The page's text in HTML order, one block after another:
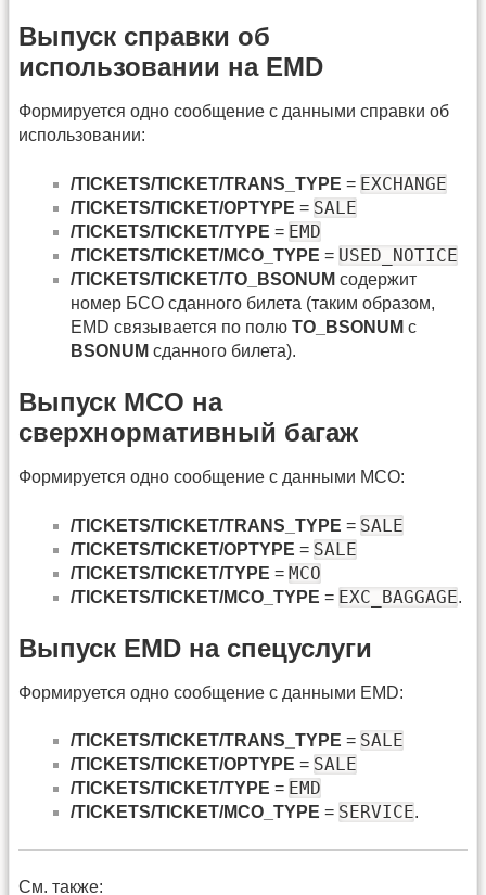
Выпуск справки об
использовании на EMD
Формируется одно сообщение с данными справки об
использовании:
/TICKETS/TICKET/TRANS_TYPE = EXCHANGE
/TICKETS/TICKET/OPTYPE = SALE
/TICKETS/TICKET/TYPE = EMD
/TICKETS/TICKET/MCO_TYPE = USED_NOTICE
/TICKETS/TICKET/TO_BSONUM содержит
номер БСО сданного билета (таким образом,
EMD связывается по полю TO_BSONUM с
BSONUM сданного билета).
Выпуск MCO на
сверхнормативный багаж
Формируется одно сообщение с данными MCO:
/TICKETS/TICKET/TRANS_TYPE = SALE
/TICKETS/TICKET/OPTYPE = SALE
/TICKETS/TICKET/TYPE = MCO
/TICKETS/TICKET/MCO_TYPE = EXC_BAGGAGE.
Выпуск EMD на спецуслуги
Формируется одно сообщение с данными EMD:
/TICKETS/TICKET/TRANS_TYPE = SALE
/TICKETS/TICKET/OPTYPE = SALE
/TICKETS/TICKET/TYPE = EMD
/TICKETS/TICKET/MCO_TYPE = SERVICE.
См. также: